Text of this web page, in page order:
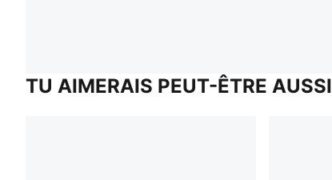
TU AIMERAIS PEUT-ÊTRE AUSSI